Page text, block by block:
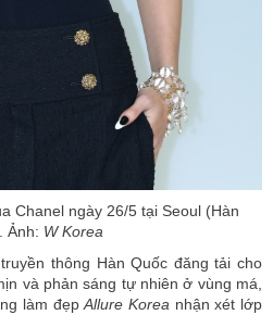
Chanel ngày 26/5 tại Seoul (Hàn
Ảnh: W Korea
thông Hàn Quốc đăng tải cho
và phản sáng tự nhiên ở vùng má,
làm đẹpAllure Korea nhận xét lớp